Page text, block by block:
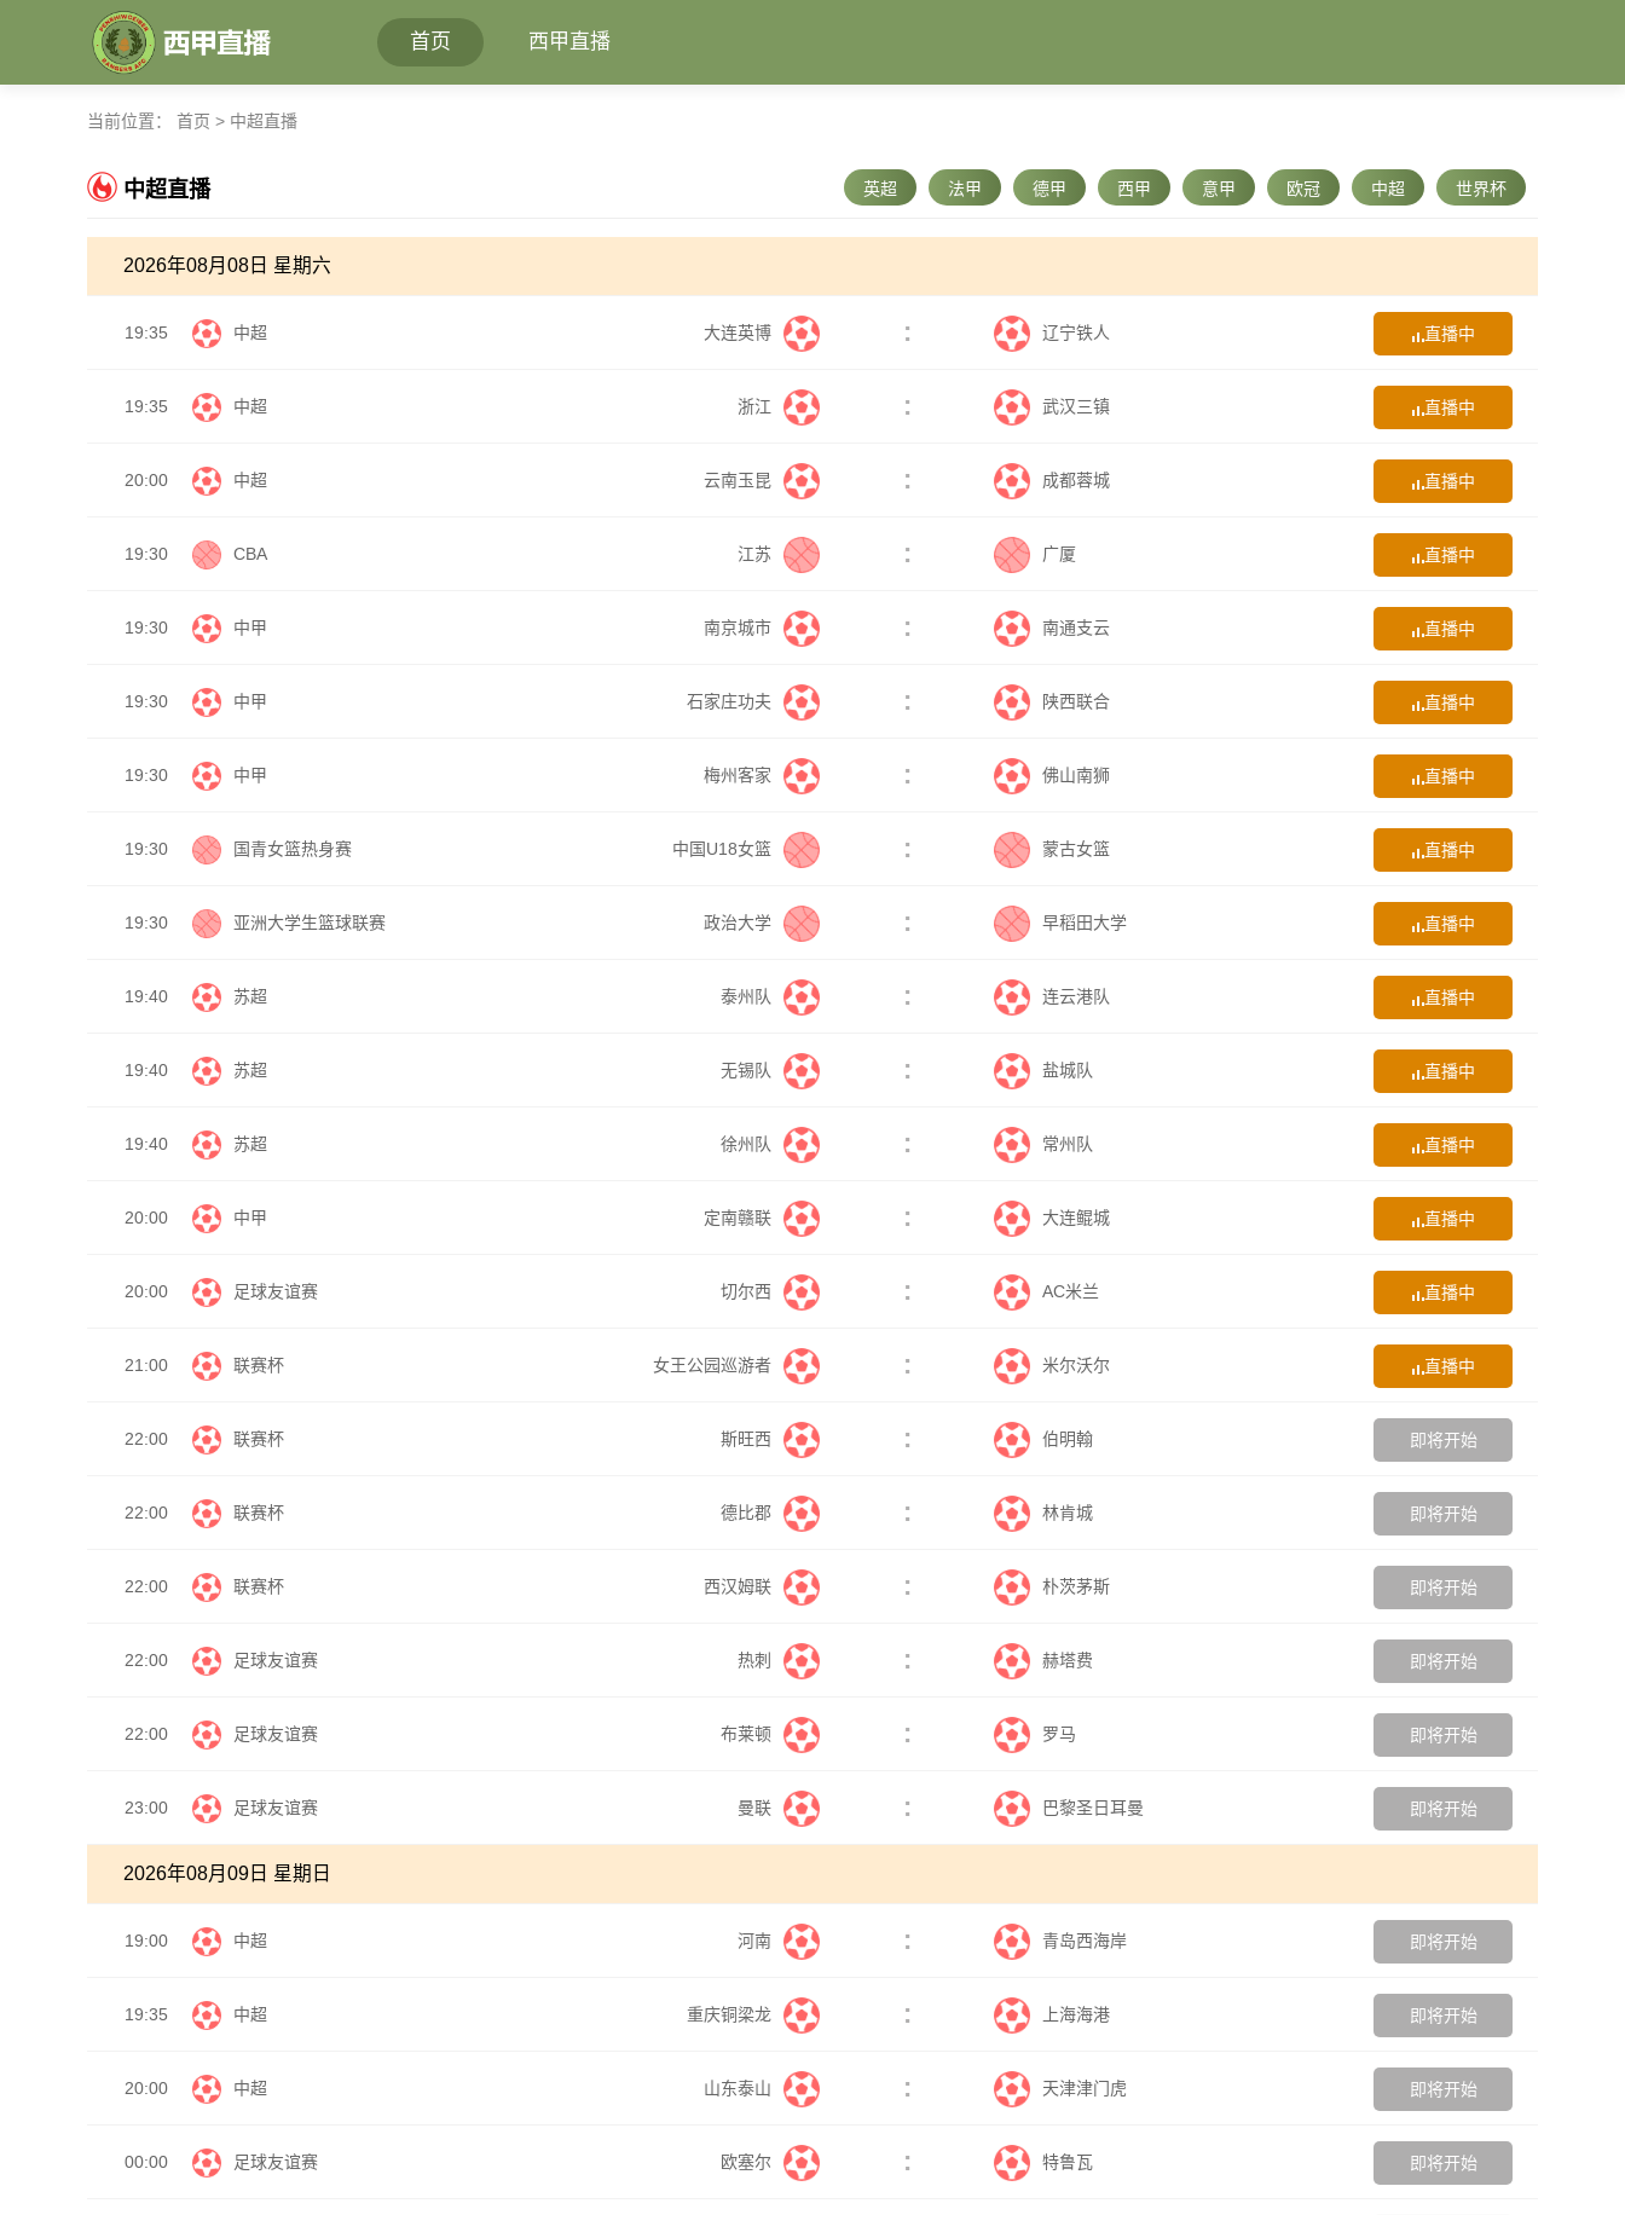
首页 西甲直播
当前位置： 首页 > 中超直播
中超直播 英超 法甲 德甲 西甲 意甲 欧冠 中超 世界杯
2026年08月08日 星期六
19:35 中超 大连英博 : 辽宁铁人 直播中
19:35 中超 浙江 : 武汉三镇 直播中
20:00 中超 云南玉昆 : 成都蓉城 直播中
19:30 CBA 江苏 : 广厦 直播中
19:30 中甲 南京城市 : 南通支云 直播中
19:30 中甲 石家庄功夫 : 陕西联合 直播中
19:30 中甲 梅州客家 : 佛山南狮 直播中
19:30 国青女篮热身赛 中国U18女篮 : 蒙古女篮 直播中
19:30 亚洲大学生篮球联赛 政治大学 : 早稻田大学 直播中
19:40 苏超 泰州队 : 连云港队 直播中
19:40 苏超 无锡队 : 盐城队 直播中
19:40 苏超 徐州队 : 常州队 直播中
20:00 中甲 定南赣联 : 大连鲲城 直播中
20:00 足球友谊赛 切尔西 : AC米兰 直播中
21:00 联赛杯 女王公园巡游者 : 米尔沃尔 直播中
22:00 联赛杯 斯旺西 : 伯明翰 即将开始
22:00 联赛杯 德比郡 : 林肯城 即将开始
22:00 联赛杯 西汉姆联 : 朴茨茅斯 即将开始
22:00 足球友谊赛 热刺 : 赫塔费 即将开始
22:00 足球友谊赛 布莱顿 : 罗马 即将开始
23:00 足球友谊赛 曼联 : 巴黎圣日耳曼 即将开始
2026年08月09日 星期日
19:00 中超 河南 : 青岛西海岸 即将开始
19:35 中超 重庆铜梁龙 : 上海海港 即将开始
20:00 中超 山东泰山 : 天津津门虎 即将开始
00:00 足球友谊赛 欧塞尔 : 特鲁瓦 即将开始